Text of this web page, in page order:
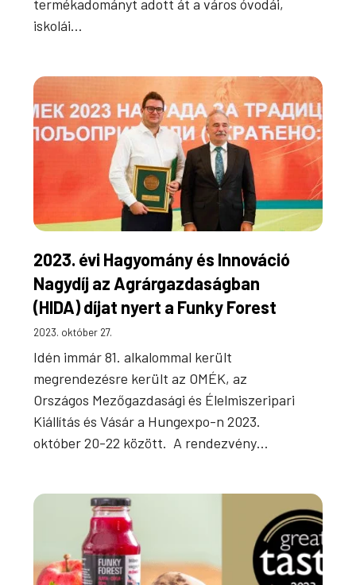
termékadományt adott át a város óvodái,
iskolái…
2023. évi Hagyomány és Innováció
Nagydíj az Agrárgazdaságban
(HIDA) díjat nyert a Funky Forest
2023. október 27.
Idén immár 81. alkalommal került
megrendezésre került az OMÉK, az
Országos Mezőgazdasági és Élelmiszeripari
Kiállítás és Vásár a Hungexpo-n 2023.
október 20-22 között. A rendezvény…